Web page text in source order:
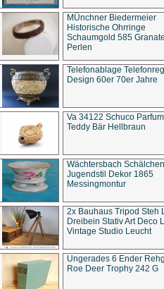
MÜnchner Biedermeier
Historische Ohrringe
Schaumgold 585
Perlen
Telefonablage
Design 60er 70er Jahre
Va 34122 Schuco
Teddy Bär Hellbraun
Wächtersbach Schälchen
Jugendstil Dekor 1865
Messingmontur
2x Bauhaus Tripod Steh
Dreibein Stativ Art Deco
Vintage Studio Leucht
Ungerades 6 Ender
Roe Deer Trophy 242 G